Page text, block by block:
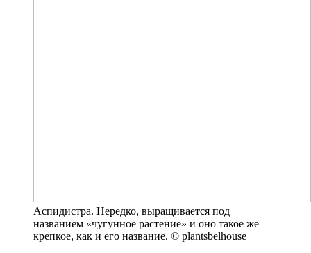
Аспидистра. Нередко, выращивается под
названием «чугунное растение» и оно такое же
крепкое, как и его название. © plantsbelhouse